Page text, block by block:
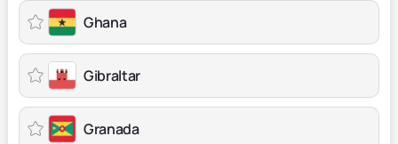
Ghana
Gibraltar
Granada